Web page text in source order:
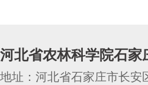
河北省农林科学院石家
地址：河北省石家庄市长